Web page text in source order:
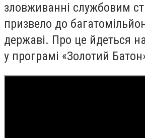
зловживанні службовим
призвело до
державі. Про це йдеться
у програмі «Золотий